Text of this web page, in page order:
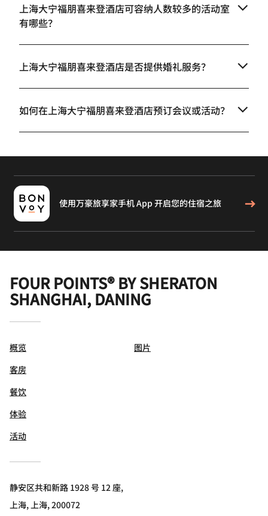
上海大宁福朋喜来登酒店可容纳人数较多的活动室
有哪些？
上海大宁福朋喜来登酒店是否提供婚礼服务？
如何在上海大宁福朋喜来登酒店预订会议或活动？
使用万豪旅享家手机 App 开启您的住宿之旅
FOUR POINTS® BY SHERATON
SHANGHAI, DANING
概览
客房
餐饮
体验
活动
图片
静安区共和新路 1928 号 12 座,
上海, 上海, 200072